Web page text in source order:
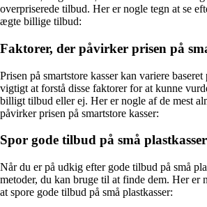
overpriserede tilbud. Her er nogle tegn at se
ægte billige tilbud:
Faktorer, der påvirker prisen på
Prisen på smartstore kasser kan variere
vigtigt at forstå disse faktorer for at kunne
billigt tilbud eller ej. Her er nogle af de mest
påvirker prisen på smartstore kasser:
Spor gode tilbud på små plastkasser
Når du er på udkig efter gode tilbud på små
metoder, du kan bruge til at finde dem. Her er
at spore gode tilbud på små plastkasser: